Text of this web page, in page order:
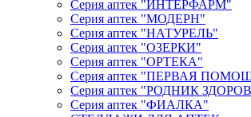
Серия аптек "ИНТЕРФАРМ"
Серия аптек "МОДЕРН"
Серия аптек "НАТУРЕЛЬ"
Серия аптек "ОЗЕРКИ"
Серия аптек "ОРТЕКА"
Серия аптек "ПЕРВАЯ
Серия аптек "РОДНИК
Серия аптек "ФИАЛКА"